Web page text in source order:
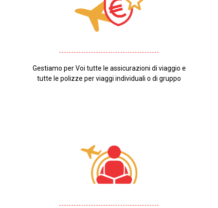
Gestiamo per Voi tutte le assicurazioni di viaggio e
tutte le polizze per viaggi individuali o di gruppo